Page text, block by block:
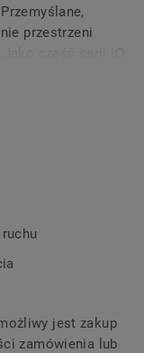
przestrzeni
doskonałą
wymaga
polerowanie na
wygląd.
Selection.
jest zakup
zamówienia lub